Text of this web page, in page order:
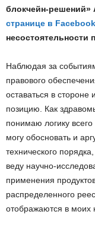
блокчейн-решений»
странице в
несостоятельности
Наблюдая за
правового
оставаться в
позицию. Как
понимаю логику
могу обосновать и
технического
веду научно-
применения
распределенного
отображаются в моих